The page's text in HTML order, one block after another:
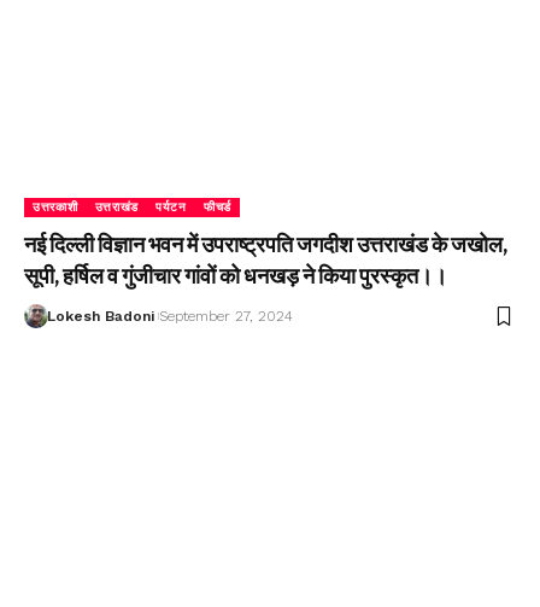
उत्तरकाशी उत्तराखंड पर्यटन फीचर्ड
नई दिल्ली विज्ञान भवन में उपराष्ट्रपति जगदीश उत्तराखंड के जखोल,
सूपी, हर्षिल व गुंजीचार गांवों को धनखड़ ने किया पुरस्कृत।।
Lokesh Badoni September 27, 2024